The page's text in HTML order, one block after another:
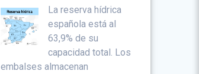
La reserva hídrica
española está al
63,9% de su
capacidad total. Los
embalses almacenan